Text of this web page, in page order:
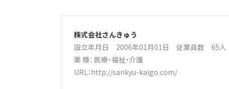
株式会社さんきゅう
設立年月日 2006年01月01日 従業員数 65人
業 種： 医療・福祉・介護
URL：http://sankyu-kaigo.com/